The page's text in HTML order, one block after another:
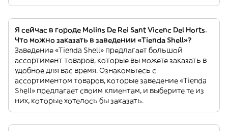
Я сейчас в городе Molins De Rei Sant Vicenc Del Horts.
Что можно заказать в заведении «Tienda Shell»?
Заведение «Tienda Shell» предлагает большой
ассортимент товаров, которые вы можете заказать в
удобное для вас время. Ознакомьтесь с
ассортиментом товаров, которые заведение «Tienda
Shell» предлагает своим клиентам, и выберите те из
них, которые хотелось бы заказать.